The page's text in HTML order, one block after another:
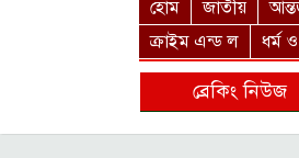
হোম জাতীয়
ক্রাইম এন্ড ল
ধর্ম
ব্রেকিং নিউজ